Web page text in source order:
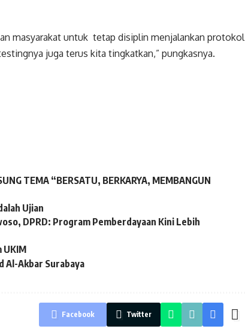
masyarakat untuk tetap disiplin menjalankan protokol
juga terus kita tingkatkan,” pungkasnya.
TEMA “BERSATU, BERKARYA, MEMBANGUN
Ujian
DPRD: Program Pemberdayaan Kini Lebih
UKIM
Al-Akbar Surabaya
Facebook Twitter